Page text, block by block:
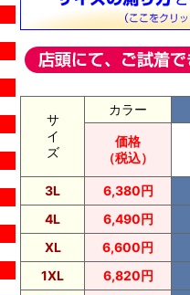
サ
イ
ズ
カラー
価格
（税込）
3L
6,380円
4L
6,490円
XL
6,600円
1XL
6,820円